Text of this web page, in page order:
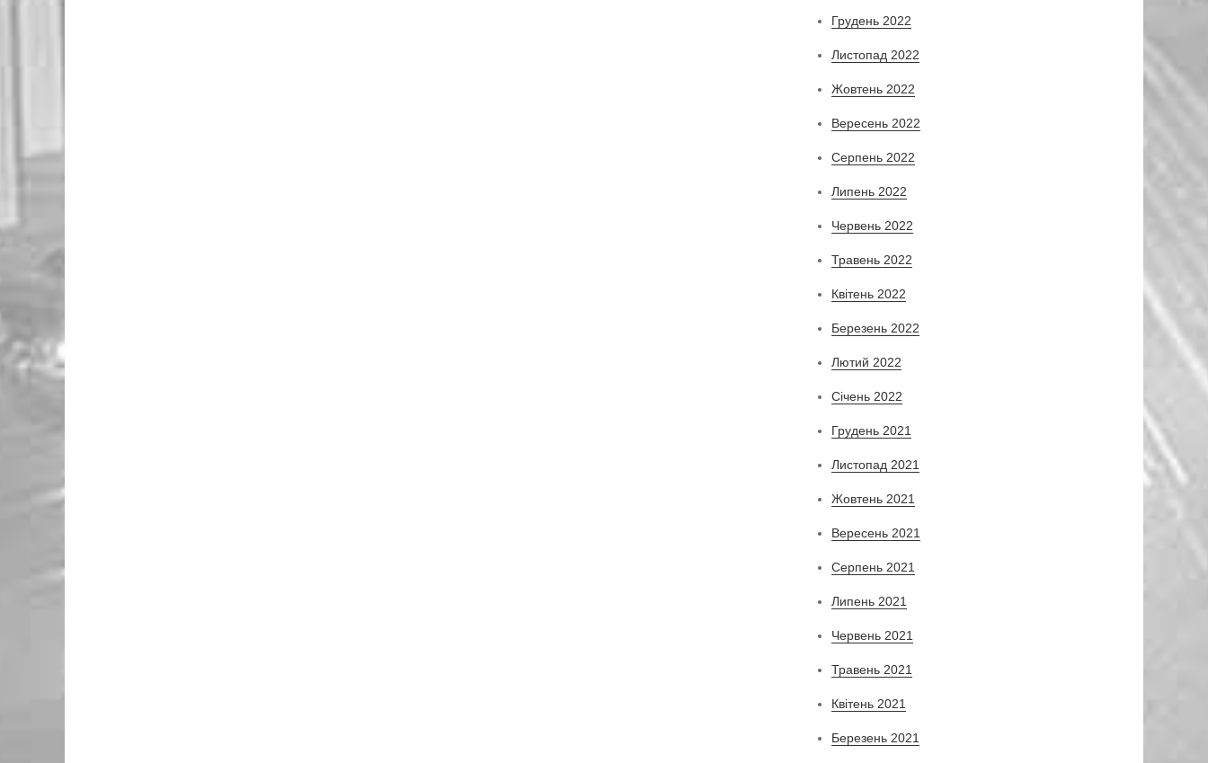
Грудень 2022
Листопад 2022
Жовтень 2022
Вересень 2022
Серпень 2022
Липень 2022
Червень 2022
Травень 2022
Квітень 2022
Березень 2022
Лютий 2022
Січень 2022
Грудень 2021
Листопад 2021
Жовтень 2021
Вересень 2021
Серпень 2021
Липень 2021
Червень 2021
Травень 2021
Квітень 2021
Березень 2021